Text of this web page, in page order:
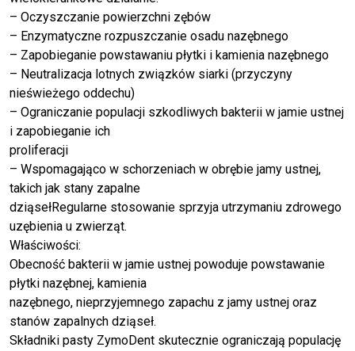
– Oczyszczanie powierzchni zębów
– Enzymatyczne rozpuszczanie osadu nazębnego
– Zapobieganie powstawaniu płytki i kamienia nazębnego
– Neutralizacja lotnych związków siarki (przyczyny
nieświeżego oddechu)
– Ograniczanie populacji szkodliwych bakterii w jamie ustnej
i zapobieganie ich
proliferacji
– Wspomagająco w schorzeniach w obrębie jamy ustnej,
takich jak stany zapalne
dziąsełRegularne stosowanie sprzyja utrzymaniu zdrowego
uzębienia u zwierząt.
Właściwości:
Obecność bakterii w jamie ustnej powoduje powstawanie
płytki nazębnej, kamienia
nazębnego, nieprzyjemnego zapachu z jamy ustnej oraz
stanów zapalnych dziąseł.
Składniki pasty ZymoDent skutecznie ograniczają populację